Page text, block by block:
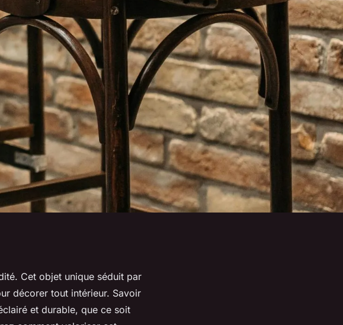
Cet objet unique séduit par
décorer tout intérieur. Savoir
et durable, que ce soit